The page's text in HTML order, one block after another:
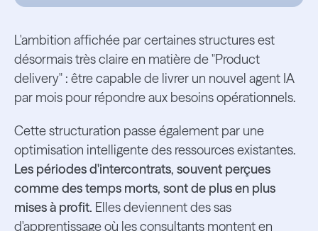
L'ambition affichée par certaines structures est
désormais très claire en matière de "Product
delivery" : être capable de livrer un nouvel agent IA
par mois pour répondre aux besoins opérationnels.
Cette structuration passe également par une
optimisation intelligente des ressources existantes.
Les périodes d'intercontrats, souvent perçues
comme des temps morts, sont de plus en plus
mises à profit. Elles deviennent des sas
d'apprentissage où les consultants montent en